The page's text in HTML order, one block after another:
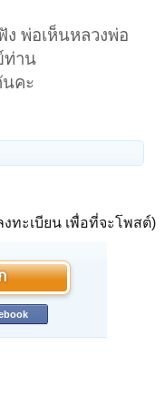
ง พ่อเห็นหลวงพ่อ
ท่าน
นคะ
ทะเบียน เพื่อที่จะโพสต์)